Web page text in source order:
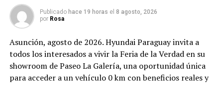
Publicado hace 19 horas el 8 agosto, 2026
por Rosa
Asunción, agosto de 2026. Hyundai Paraguay invita a
todos los interesados a vivir la Feria de la Verdad en su
showroom de Paseo La Galería, una oportunidad única
para acceder a un vehículo 0 km con beneficios reales y